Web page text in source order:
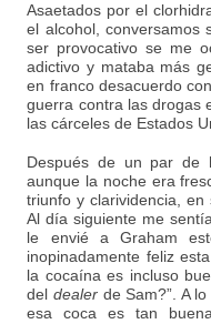
Asaetados por el
el alcohol, conversamos
ser provocativo se me
adictivo y mataba más
en franco desacuerdo
guerra contra las drogas
las cárceles de Estados
Después de un par de
aunque la noche era
triunfo y clarividencia,
Al día siguiente me
le envié a Graham
inopinadamente feliz
la cocaína es incluso
deldealer de Sam?”. A
esa coca es tan